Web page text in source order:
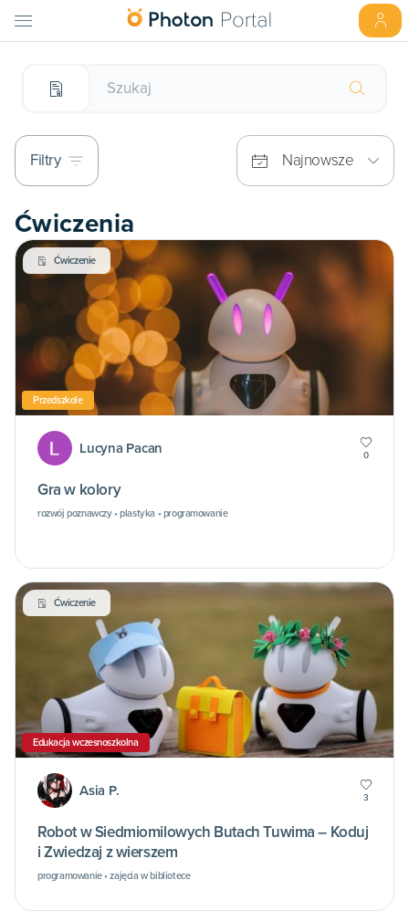
Filtry Najnowsze
Ćwiczenia
Ćwiczenie
Przedszkole
Lucyna Pacan 0
Gra w kolory
rozwój poznawczy • plastyka • programowanie
Ćwiczenie
Edukacja wczesnoszkolna
Asia P. 3
Robot w Siedmiomilowych Butach Tuwima – Koduj
i Zwiedzaj z wierszem
programowanie • zajęcia w bibliotece